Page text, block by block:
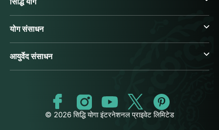
योग संसाधन
आयुर्वेद संसाधन
© 2026 सिद्धि योगा इंटरनेशनल प्राइवेट लिमिटेड